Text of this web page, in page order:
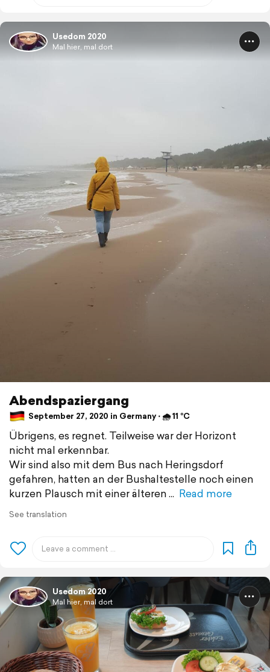
Usedom 2020
Mal hier, mal dort
Abendspaziergang
September 27, 2020 in Germany ⋅ 🌧 11 °C
Übrigens, es regnet. Teilweise war der Horizont
nicht mal erkennbar.
Wir sind also mit dem Bus nach Heringsdorf
gefahren, hatten an der Bushaltestelle noch einen
kurzen Plausch mit einer älteren
Read more
See translation
Usedom 2020
Mal hier, mal dort